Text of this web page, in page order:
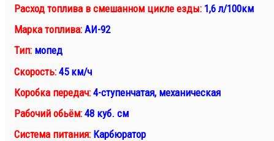
Расход топлива в смешанном цикле езды: 1,6 л/100км
Марка топлива: АИ-92
Тип: мопед
Скорость: 45 км/ч
Коробка передач: 4-ступенчатая, механическая
Рабочий обьём: 48 куб. см
Система питания: Карбюратор